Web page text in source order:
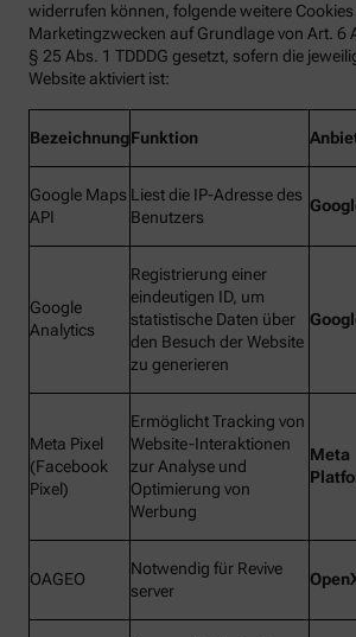
widerrufen können, folgende weitere
Marketingzwecken auf Grundlage von Art. 6
§ 25 Abs. 1 TDDDG gesetzt, sofern die
Website aktiviert ist:
BezeichnungFunktion
Google Maps
API
Liest die IP-Adresse des
Benutzers
Google
Analytics
Registrierung einer
eindeutigen ID, um
statistische Daten über
den Besuch der Website
zu generieren
Meta Pixel
(Facebook
Pixel)
Ermöglicht Tracking von
Website-Interaktionen
zur Analyse und
Optimierung von
Werbung
Meta
OAGEO
Notwendig für Revive
server